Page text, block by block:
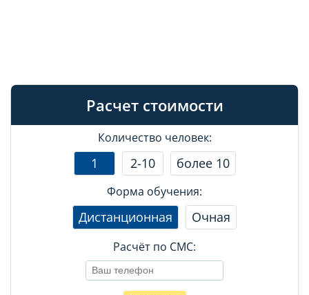
Расчет стоимости
Количество человек:
1 2-10 более 10
Форма обучения:
Дистанционная Очная
Расчёт по СМС: